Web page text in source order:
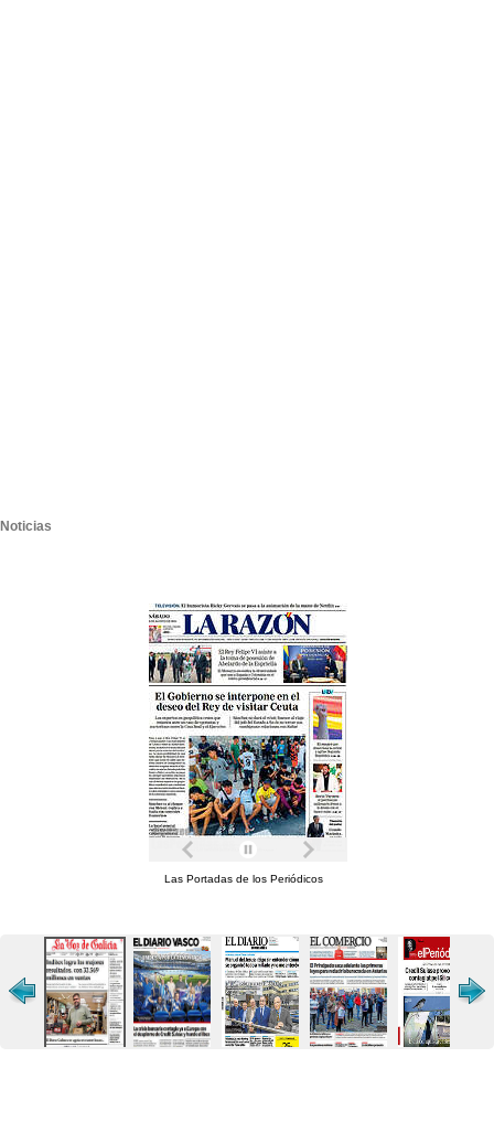
Noticias
Las Portadas de los Periódicos